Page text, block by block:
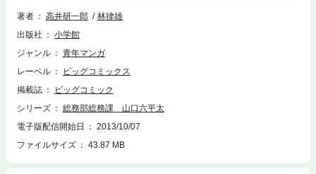
著者 高井研一郎
林律雄
出版社
小学館
ジャンル
青年マンガ
レーベル
ビッグコミックス
掲載誌
ビッグコミック
シリーズ
総務部総務課 山口六平太
電子版配信開始日
2013/10/07
ファイルサイズ
43.87 MB